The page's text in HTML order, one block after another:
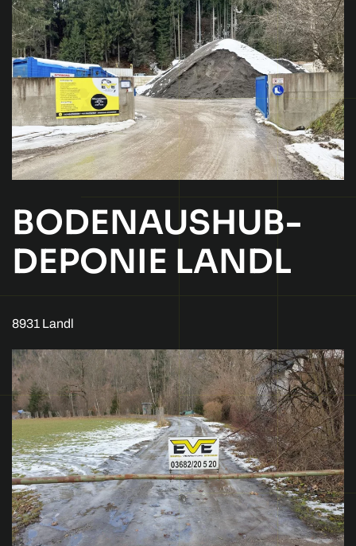
BODENAUSHUB-
DEPONIE LANDL
8931 Landl